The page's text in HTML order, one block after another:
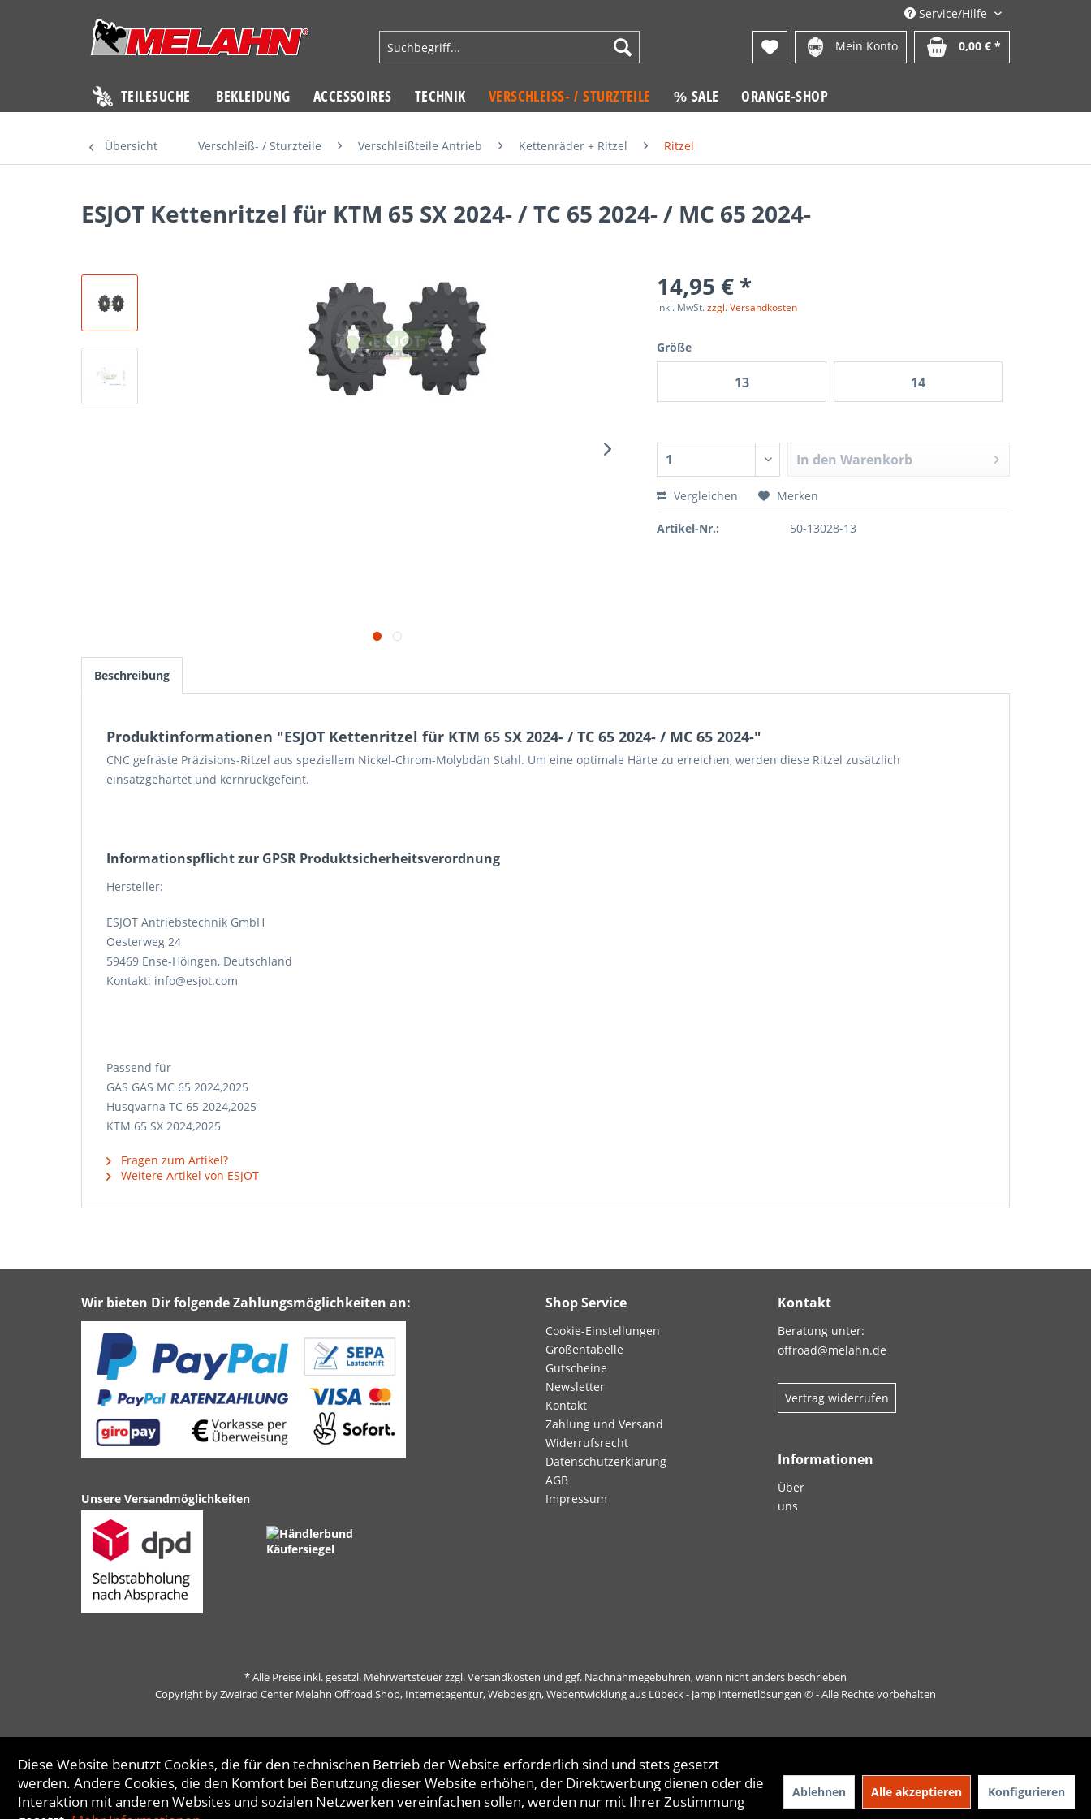
Service/Hilfe
Mein Konto 0,00 € *
TEILESUCHE BEKLEIDUNG ACCESSOIRES TECHNIK VERSCHLEISS- / STURZTEILE % SALE ORANGE-SHOP
Übersicht Verschleiß- / Sturzteile Verschleißteile Antrieb Kettenräder + Ritzel Ritzel
ESJOT Kettenritzel für KTM 65 SX 2024- / TC 65 2024- / MC 65 2024-
14,95 € *
inkl. MwSt.zzgl. Versandkosten
Größe
13 14
In den Warenkorb
Vergleichen Merken
Artikel-Nr.: 50-13028-13
Beschreibung
Produktinformationen "ESJOT Kettenritzel für KTM 65 SX 2024- / TC 65 2024- / MC 65 2024-"
CNC gefräste Präzisions-Ritzel aus speziellem Nickel-Chrom-Molybdän Stahl. Um eine optimale Härte zu erreichen, werden diese Ritzel zusätzlich
einsatzgehärtet und kernrückgefeint.
Informations­pflicht zur GPSR Produktsicherheits­verordnung
Hersteller:
ESJOT Antriebstechnik GmbH
Oesterweg 24
59469 Ense-Höingen, Deutschland
Kontakt: info@esjot.com
Passend für
GAS GAS MC 65 2024,2025
Husqvarna TC 65 2024,2025
KTM 65 SX 2024,2025
Fragen zum Artikel?
Weitere Artikel von ESJOT
Wir bieten Dir folgende Zahlungsmöglichkeiten an:
Unsere Versandmöglichkeiten
Shop Service
Cookie-Einstellungen
Größentabelle
Gutscheine
Newsletter
Kontakt
Zahlung und Versand
Widerrufsrecht
Datenschutzerklärung
AGB
Impressum
Kontakt
Beratung unter:
offroad@melahn.de
Vertrag widerrufen
Informationen
Über
uns
* Alle Preise inkl. gesetzl. Mehrwertsteuer zzgl.Versandkosten und ggf. Nachnahmegebühren, wenn nicht anders beschrieben
Copyright by Zweirad Center Melahn Offroad Shop, Internetagentur, Webdesign, Webentwicklung aus Lübeck - jamp internetlösungen © - Alle Rechte vorbehalten
Diese Website benutzt Cookies, die für den technischen Betrieb der Website erforderlich sind und stets gesetzt
werden. Andere Cookies, die den Komfort bei Benutzung dieser Website erhöhen, der Direktwerbung dienen oder die
Interaktion mit anderen Websites und sozialen Netzwerken vereinfachen sollen, werden nur mit Ihrer Zustimmung
Ablehnen Alle akzeptieren Konfigurieren